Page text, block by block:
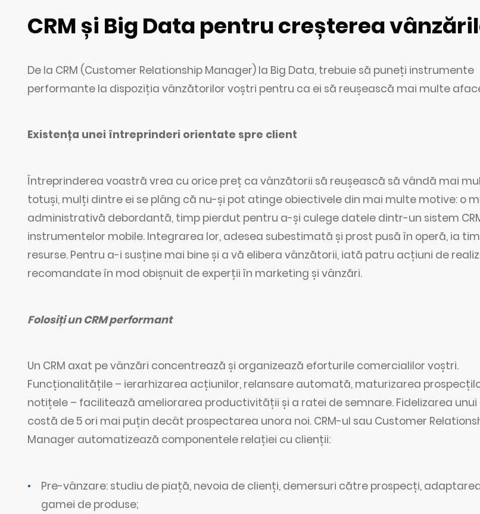
CRM și Big Data pentru creșterea
De la CRM (Customer Relationship Manager) la Big Data, trebuie să puneți instrumente
performante la dispoziția vânzătorilor voștri pentru ca ei să reușească mai multe
Existența unei întreprinderi orientate spre client
Întreprinderea voastră vrea cu orice preț ca vânzătorii să reușească să vândă mai
totuși, mulți dintre ei se plâng că nu-și pot atinge obiectivele din mai multe motive: o
administrativă debordantă, timp pierdut pentru a-și culege datele dintr-un sistem
instrumentelor mobile. Integrarea lor, adesea subestimată și prost pusă în operă, ia
resurse. Pentru a-i susține mai bine și a vă elibera vânzătorii, iată patru acțiuni de
recomandate în mod obișnuit de experții în marketing și vânzări.
Folosiți un CRM performant
Un CRM axat pe vânzări concentrează și organizează eforturile comercialilor voștri.
Funcționalitățile – ierarhizarea acțiunilor, relansare automată, maturizarea
notițele – facilitează ameliorarea productivității și a ratei de semnare. Fidelizarea unui
costă de 5 ori mai puțin decât prospectarea unora noi. CRM-ul sau Customer
Manager automatizează componentele relației cu clienții:
Pre-vânzare: studiu de piață, nevoia de clienți, demersuri către prospecți,
gamei de produse;